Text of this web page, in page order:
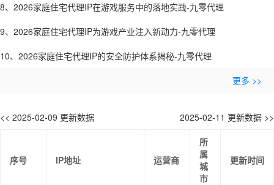
8、2026家庭住宅代理IP在游戏服务中的落地实践-九零代理
9、2026家庭住宅代理IP为游戏产业注入新动力-九零代理
10、2026家庭住宅代理IP的安全防护体系揭秘-九零代理
更多 >>
<< 2025-02-09 更新数据 2025-02-11 更新数据 >>
序号 IP地址 运营商
所
属
城
市
更新时间